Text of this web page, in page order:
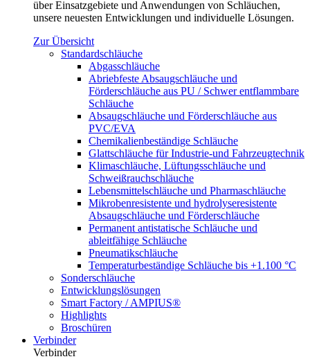
über Einsatzgebiete und Anwendungen von Schläuchen,
unsere neuesten Entwicklungen und individuelle Lösungen.
Zur Übersicht
Standardschläuche
Abgasschläuche
Abriebfeste Absaugschläuche und
Förderschläuche aus PU / Schwer entflammbare
Schläuche
Absaugschläuche und Förderschläuche aus
PVC/EVA
Chemikalienbeständige Schläuche
Glattschläuche für Industrie-und Fahrzeugtechnik
Klimaschläuche, Lüftungsschläuche und
Schweißrauchschläuche
Lebensmittelschläuche und Pharmaschläuche
Mikrobenresistente und hydrolyseresistente
Absaugschläuche und Förderschläuche
Permanent antistatische Schläuche und
ableitfähige Schläuche
Pneumatikschläuche
Temperaturbeständige Schläuche bis +1.100 °C
Sonderschläuche
Entwicklungslösungen
Smart Factory / AMPIUS®
Highlights
Broschüren
Verbinder
Verbinder